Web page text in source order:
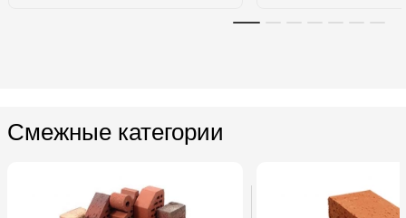
Смежные категории